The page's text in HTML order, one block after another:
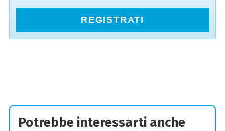
REGISTRATI
Potrebbe interessarti anche